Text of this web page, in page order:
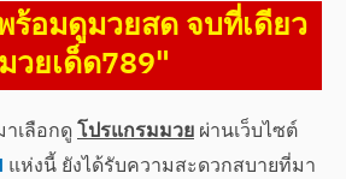
ร้อมดูมวยสด จบที่เดียว
วยเด็ด789"
เลือกดูโปรแกรมมวยผ่านเว็บไซต์
แห่งนี้ ยังได้รับความสะดวกสบายที่มา